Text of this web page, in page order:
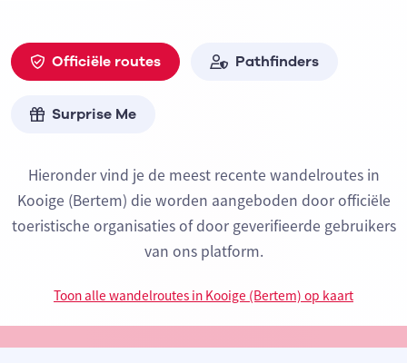
Officiële routes Pathfinders
Surprise Me
Hieronder vind je de meest recente wandelroutes in
Kooige (Bertem) die worden aangeboden door officiële
toeristische organisaties of door geverifieerde gebruikers
van ons platform.
Toon alle wandelroutes in Kooige (Bertem) op kaart